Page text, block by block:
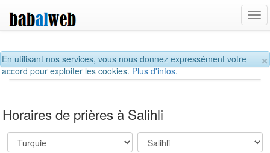
×
En utilisant nos services, vous nous donnez expressément votre
accord pour exploiter les cookies.Plus d'infos.
Horaires de prières à Salihli